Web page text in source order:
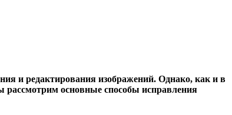
и редактирования изображений. Однако, как и в
рассмотрим основные способы исправления